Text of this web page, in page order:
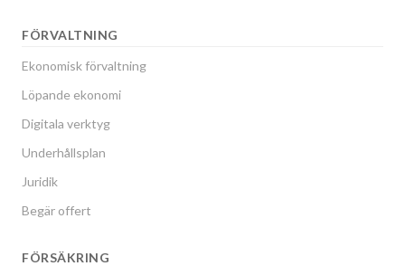
FÖRVALTNING
Ekonomisk förvaltning
Löpande ekonomi
Digitala verktyg
Underhållsplan
Juridik
Begär offert
FÖRSÄKRING